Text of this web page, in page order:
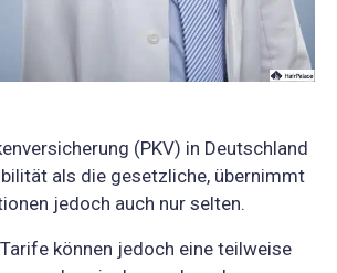
(PKV) in Deutschland
als die gesetzliche, übernimmt
jedoch auch nur selten.
können jedoch eine teilweise